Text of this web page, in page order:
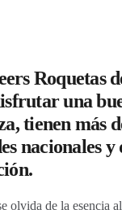
Roquetas
una
tienen más
nacionales y
olvida de la esencia